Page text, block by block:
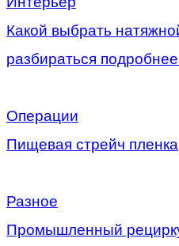
Какой выбрать
разбираться
Операции
Пищевая стрейч пленка
Разное
Промышленный